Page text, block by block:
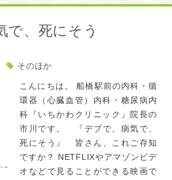
で、死にそう
そのほか
こんにちは。 船橋駅前の内科・循
環器（心臓血管）内科・糖尿病内
科『いちかわクリニック』院長の
市川です。 『デブで、病気で、
死にそう』 皆さん、これご存知
ですか？ NETFLIXやアマゾンビデ
オなどで見ることができる映画で